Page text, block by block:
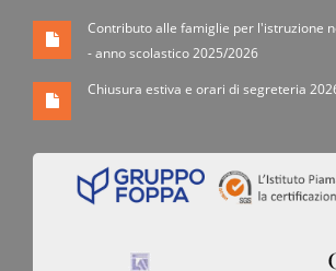
Contributo alle famiglie per l'istruzione
- anno scolastico 2025/2026
Chiusura estiva e orari di segreteria